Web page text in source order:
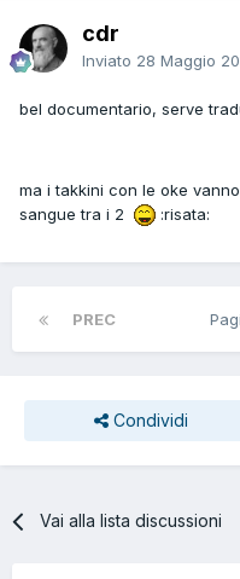
cdr
Inviato 28 Maggio
bel documentario, serve
ma i takkini con le oke
sangue tra i 2
:risata:
PREC
Condividi
Vai alla lista discussioni